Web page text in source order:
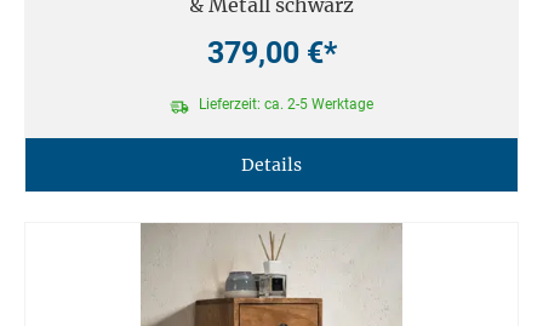
& Metall schwarz
379,00 €*
Lieferzeit: ca. 2-5 Werktage
Details